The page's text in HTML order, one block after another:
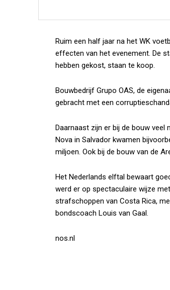
Ruim een half jaar na het WK
effecten van het evenement. De
hebben gekost, staan te koop.
Bouwbedrijf Grupo OAS, de
gebracht met een
Daarnaast zijn er bij de bouw
Nova in Salvador kwamen
miljoen. Ook bij de bouw van de
Het Nederlands elftal bewaart
werd er op spectaculaire wijze
strafschoppen van Costa Rica,
bondscoach Louis van Gaal.
nos.nl